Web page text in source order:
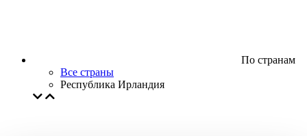
По странам
Все страны
Республика Ирландия